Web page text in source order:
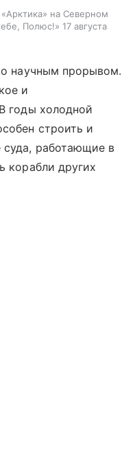
на Северном
Полюс!» 17 августа
научным прорывом.
и
годы холодной
строить и
суда, работающие в
корабли других